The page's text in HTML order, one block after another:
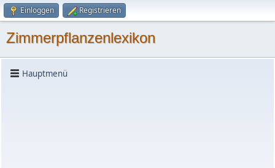
Einloggen Registrieren
Zimmerpflanzenlexikon
Hauptmenü